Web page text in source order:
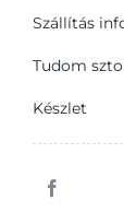
50
g
Szállítás
Tudom
Készlet